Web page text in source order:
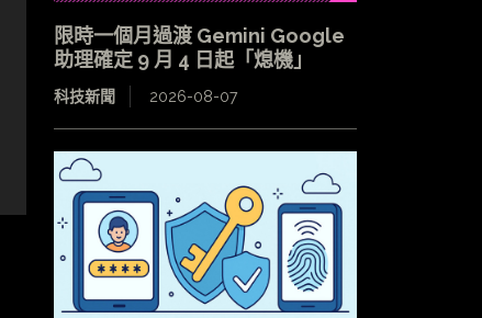
限時一個月過渡 Gemini Google
助理確定 9 月 4 日起「熄機」
科技新聞 2026-08-07